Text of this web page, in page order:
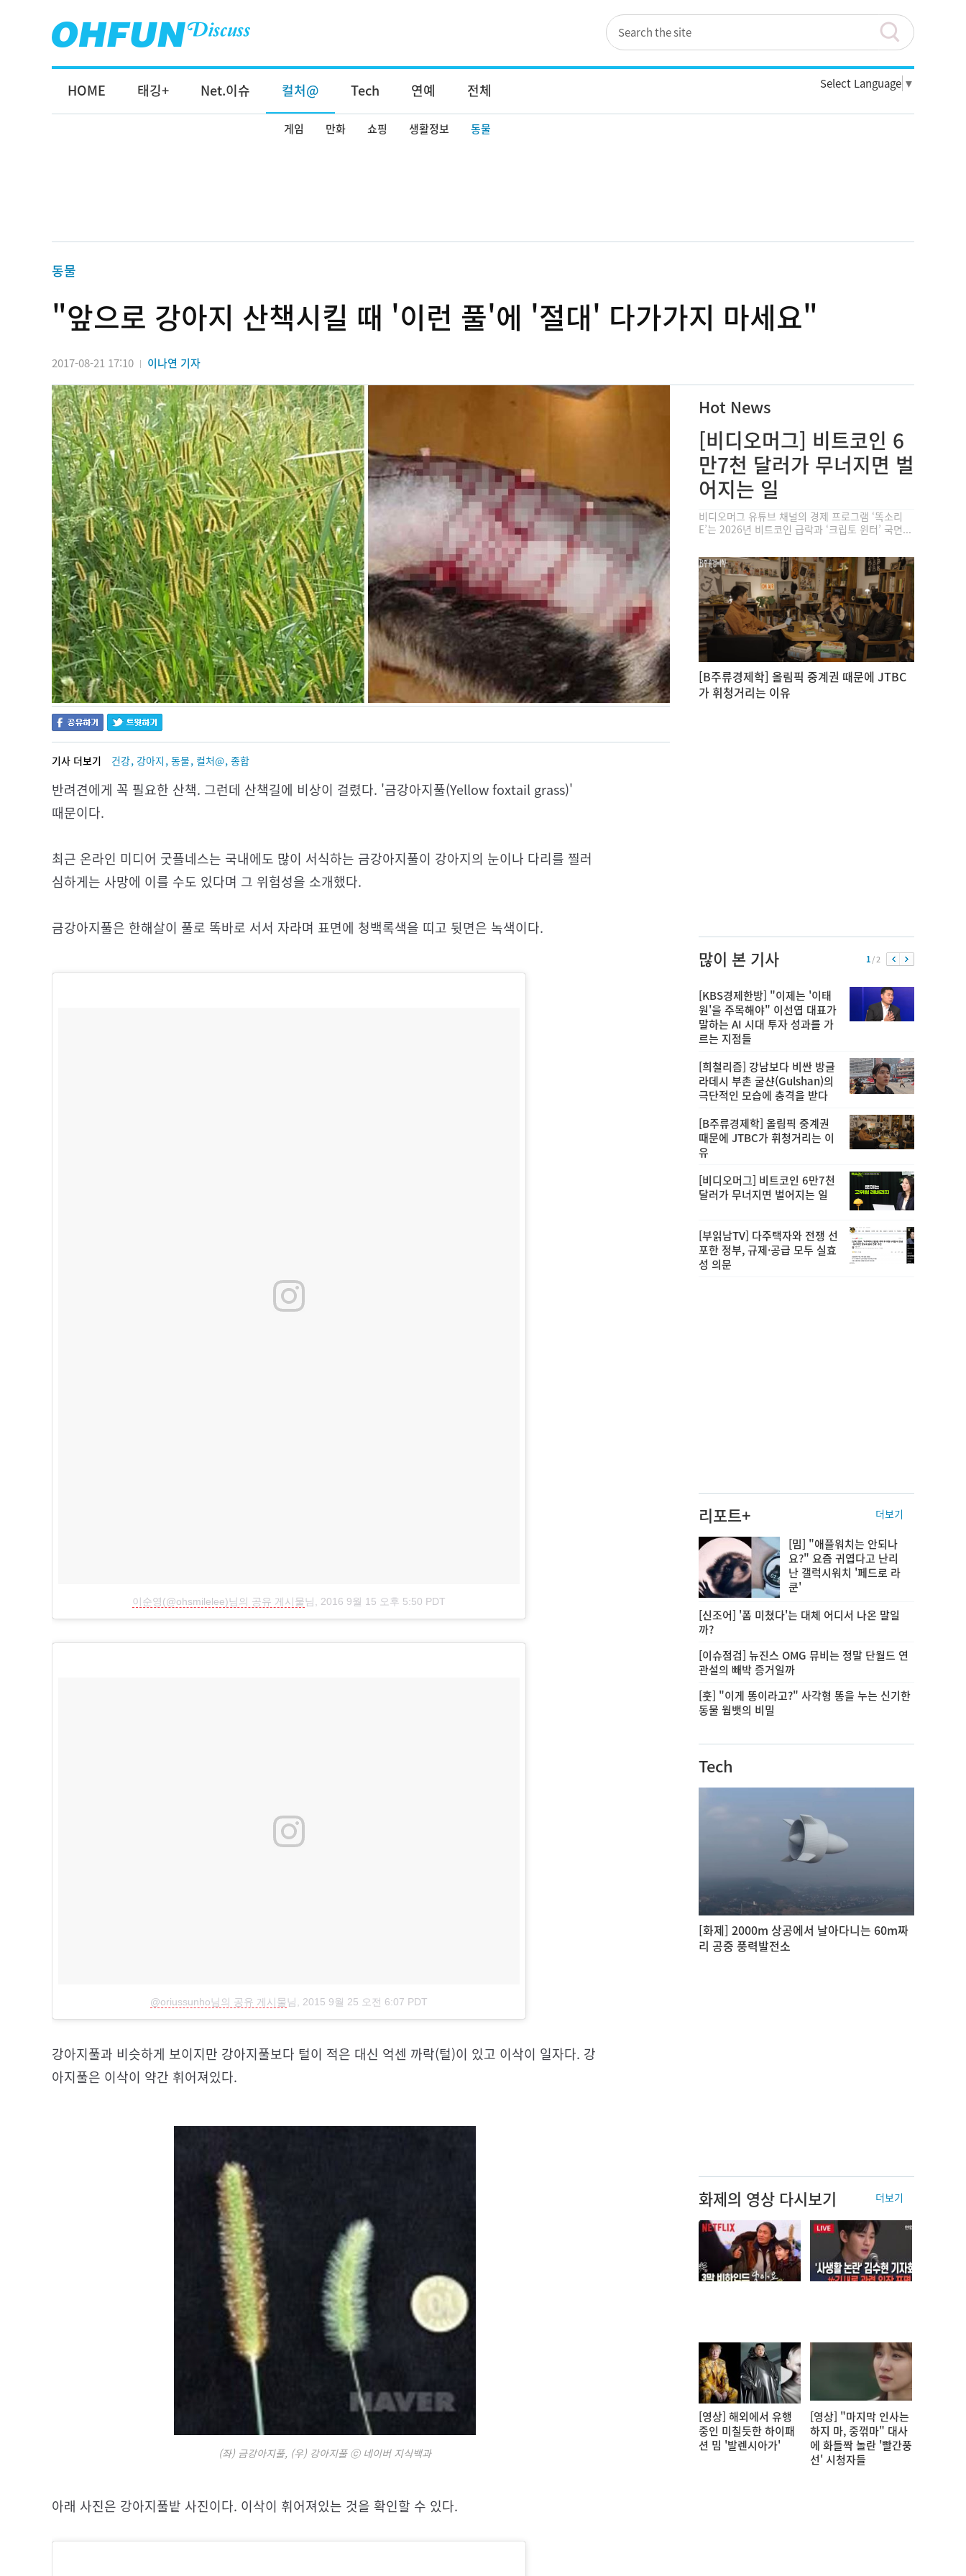
HOME 태깅+ Net.이슈 컬처@
게임 만화 쇼핑 생활정보 동물
Tech 연예 전체 Select Language ▼
동물
"앞으로 강아지 산책시킬 때 '이런 풀'에 '절대' 다가가지 마세요"
2017-08-21 17:10 | 이나연 기자
기사 더보기 건강, 강아지, 동물, 컬처@, 종합
반려견에게 꼭 필요한 산책. 그런데 산책길에 비상이 걸렸다. '금강아지풀(Yellow foxtail grass)'
때문이다.
최근 온라인 미디어 굿플네스는 국내에도 많이 서식하는 금강아지풀이 강아지의 눈이나 다리를 찔러
심하게는 사망에 이를 수도 있다며 그 위험성을 소개했다.
금강아지풀은 한해살이 풀로 똑바로 서서 자라며 표면에 청백록색을 띠고 뒷면은 녹색이다.
이순영(@ohsmilelee)님의 공유 게시물님, 2016 9월 15 오후 5:50 PDT
@oriussunho님의 공유 게시물님, 2015 9월 25 오전 6:07 PDT
강아지풀과 비슷하게 보이지만 강아지풀보다 털이 적은 대신 억센 까락(털)이 있고 이삭이 일자다. 강
아지풀은 이삭이 약간 휘어져있다.
(좌) 금강아지풀, (우) 강아지풀 ⓒ 네이버 지식백과
아래 사진은 강아지풀밭 사진이다. 이삭이 휘어져있는 것을 확인할 수 있다.
Hot News
[비디오머그] 비트코인 6
만7천 달러가 무너지면 벌
어지는 일
비디오머그 유튜브 채널의 경제 프로그램 ‘똑소리
E’는 2026년 비트코인 급락과 ‘크립토 윈터’ 국면...
[B주류경제학] 올림픽 중계권 때문에 JTBC
가 휘청거리는 이유
많이 본 기사 1/ 2
[KBS경제한방] "이제는 '이태
원'을 주목해야" 이선엽 대표가
말하는 AI 시대 투자 성과를 가
르는 지점들
[희철리즘] 강남보다 비싼 방글
라데시 부촌 굴샨(Gulshan)의
극단적인 모습에 충격을 받다
[B주류경제학] 올림픽 중계권
때문에 JTBC가 휘청거리는 이
유
[비디오머그] 비트코인 6만7천
달러가 무너지면 벌어지는 일
[부읽남TV] 다주택자와 전쟁 선
포한 정부, 규제·공급 모두 실효
성 의문
리포트+ 더보기
[밈] "애플워치는 안되나
요?" 요즘 귀엽다고 난리
난 갤럭시워치 '페드로 라
쿤'
[신조어] '폼 미쳤다'는 대체 어디서 나온 말일
까?
[이슈점검] 뉴진스 OMG 뮤비는 정말 단월드 연
관설의 빼박 증거일까
[훗] "이게 똥이라고?" 사각형 똥을 누는 신기한
동물 웜뱃의 비밀
Tech
[화제] 2000m 상공에서 날아다니는 60m짜
리 공중 풍력발전소
화제의 영상 다시보기 더보기
[영상] 해외에서 유행
중인 미칠듯한 하이패
션 밈 '발렌시아가'
[영상] "마지막 인사는
하지 마, 중꺾마" 대사
에 화들짝 놀란 '빨간풍
선' 시청자들